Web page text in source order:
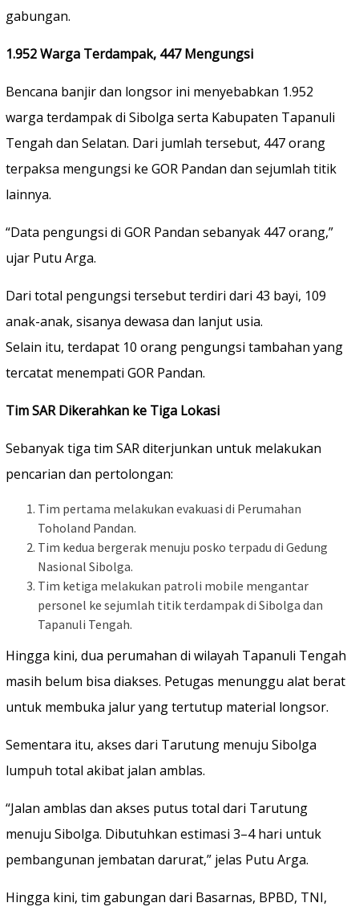
gabungan.
1.952 Warga Terdampak, 447 Mengungsi
Bencana banjir dan longsor ini menyebabkan 1.952
warga terdampak di Sibolga serta Kabupaten Tapanuli
Tengah dan Selatan. Dari jumlah tersebut, 447 orang
terpaksa mengungsi ke GOR Pandan dan sejumlah titik
lainnya.
“Data pengungsi di GOR Pandan sebanyak 447 orang,”
ujar Putu Arga.
Dari total pengungsi tersebut terdiri dari 43 bayi, 109
anak-anak, sisanya dewasa dan lanjut usia.
Selain itu, terdapat 10 orang pengungsi tambahan yang
tercatat menempati GOR Pandan.
Tim SAR Dikerahkan ke Tiga Lokasi
Sebanyak tiga tim SAR diterjunkan untuk melakukan
pencarian dan pertolongan:
Tim pertama melakukan evakuasi di Perumahan
Toholand Pandan.
Tim kedua bergerak menuju posko terpadu di Gedung
Nasional Sibolga.
Tim ketiga melakukan patroli mobile mengantar
personel ke sejumlah titik terdampak di Sibolga dan
Tapanuli Tengah.
Hingga kini, dua perumahan di wilayah Tapanuli Tengah
masih belum bisa diakses. Petugas menunggu alat berat
untuk membuka jalur yang tertutup material longsor.
Sementara itu, akses dari Tarutung menuju Sibolga
lumpuh total akibat jalan amblas.
“Jalan amblas dan akses putus total dari Tarutung
menuju Sibolga. Dibutuhkan estimasi 3–4 hari untuk
pembangunan jembatan darurat,” jelas Putu Arga.
Hingga kini, tim gabungan dari Basarnas, BPBD, TNI,